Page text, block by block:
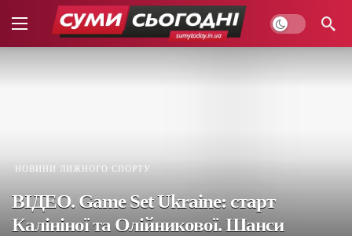
НОВИНИ ЛИЖНОГО СПОРТУ
ВІДЕО. Game Set Ukraine: старт
Калініної та Олійникової. Шанси